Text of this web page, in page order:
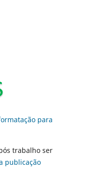
para
trabalho ser
publicação